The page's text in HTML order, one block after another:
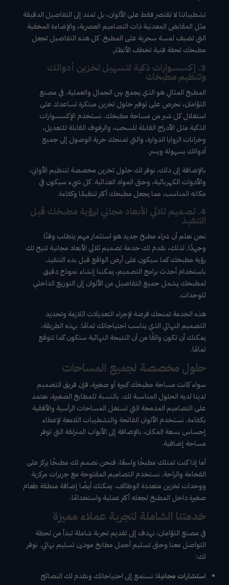
تشطيباتنا لا تقتصر فقط على الألوان، بل تمتد إلى التفاصيل الدقيقة
مثل المقابض المعدنية ذات التصاميم العصرية، والإضاءة المخفية
التي تضيف لمسة سحرية على المطبخ. كل هذه التفاصيل تجعل
مطبخك تحفة فنية تخطف الأنظار.
3. إكسسوارات ذكية لتسهيل تخزين أدواتك
وتنظيم مطبخك
المطبخ المثالي هو الذي يجمع بين الجمال والعملية. في مصنع
التؤامان، نحرص على توفير حلول تخزين مبتكرة تساعدك على
استغلال كل شبر من مساحة مطبخك. نستخدم الإكسسوارات
الذكية مثل الأدراج القابلة للسحب، والرفوف القابلة للتعديل،
وخزانات الزوايا الدوارة، والتي تمنحك حرية الوصول إلى جميع
أدواتك بسهولة ويسر.
بالإضافة إلى ذلك، نوفر لك حلول تخزين مخصصة لتنظيم الأواني،
والأدوات الكهربائية، وحتى المواد الغذائية. كل شيء سيكون في
مكانه المناسب، مما يجعل مطبخك أكثر تنظيمًا وكفاءة.
4. تصميم ثلاثي الأبعاد مجاني لرؤية مطبخك قبل
التنفيذ
نحن نعلم أن شراء مطبخ جديد هو استثمار مهم يتطلب وقتًا
وجهدًا. لذلك، نقدم لك خدمة تصميم ثلاثي الأبعاد مجانية تتيح لك
رؤية مطبخك كما سيكون على أرض الواقع قبل بدء التنفيذ.
باستخدام أحدث برامج التصميم، يمكننا إنشاء نموذج دقيق
لمطبخك يشمل جميع التفاصيل من الألوان إلى التوزيع الداخلي
للوحدات.
هذه الخدمة تمنحك فرصة لإجراء التعديلات اللازمة وتحديد
التصميم النهائي الذي يناسب احتياجاتك تمامًا. بهذه الطريقة،
يمكنك أن تكون واثقًا من أن النتيجة النهائية ستكون كما تتوقع
تمامًا.
حلول مخصصة لجميع المساحات
سواء كانت مساحة مطبخك كبيرة أو صغيرة، فإن فريق التصميم
لدينا لديه الحلول المناسبة لك. بالنسبة للمطابخ الصغيرة، نعتمد
على التصاميم المدمجة التي تستغل المساحات الرأسية والأفقية
بكفاءة. نستخدم الألوان الفاتحة والتشطيبات اللامعة لإعطاء
إحساس بسعة المكان، بالإضافة إلى الأبواب المنزلقة التي توفر
مساحة إضافية.
أما إذا كنت تمتلك مطبخًا واسعًا، فنحن نصمم لك مطبخًا يركز على
الفخامة والراحة. نستخدم التصاميم المفتوحة مع جزيرات مركزية
ووحدات تخزين متعددة الوظائف. يمكنك أيضًا إضافة منطقة طعام
صغيرة داخل المطبخ لجعله أكثر عملية واستخدامًا.
خدمتنا الشاملة لتجربة عملاء مميزة
في مصنع التؤامان، نهدف إلى تقديم تجربة شاملة تبدأ من لحظة
التواصل معنا وحتى تسليم أجمل مطابخ مودرن تسليم نهائي. نوفر
لك:
استشارات مجانية: نستمع إلى احتياجاتك ونقدم لك النصائح